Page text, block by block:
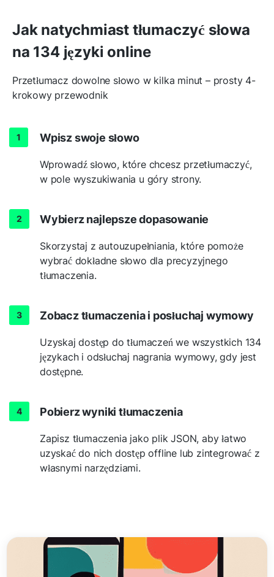
Jak natychmiast tłumaczyć słowa
na 134 języki online
Przetłumacz dowolne słowo w kilka minut – prosty 4-
krokowy przewodnik
Wpisz swoje słowo
Wprowadź słowo, które chcesz przetłumaczyć,
w pole wyszukiwania u góry strony.
Wybierz najlepsze dopasowanie
Skorzystaj z autouzupełniania, które pomoże
wybrać dokładne słowo dla precyzyjnego
tłumaczenia.
Zobacz tłumaczenia i posłuchaj wymowy
Uzyskaj dostęp do tłumaczeń we wszystkich 134
językach i odsłuchaj nagrania wymowy, gdy jest
dostępne.
Pobierz wyniki tłumaczenia
Zapisz tłumaczenia jako plik JSON, aby łatwo
uzyskać do nich dostęp offline lub zintegrować z
własnymi narzędziami.